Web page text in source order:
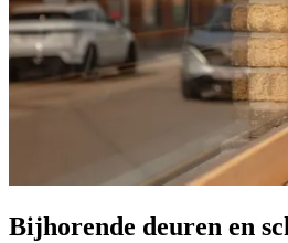
Bijhorende deuren en